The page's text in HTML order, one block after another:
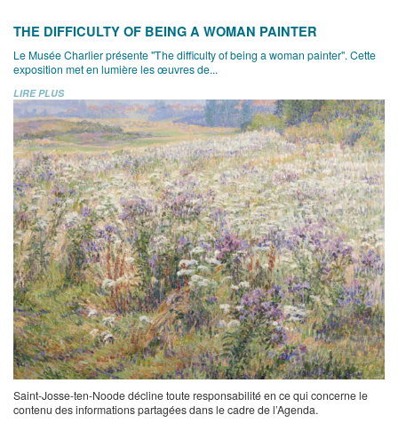
THE DIFFICULTY OF BEING A WOMAN PAINTER
Le Musée Charlier présente "The difficulty of being a woman painter". Cette
exposition met en lumière les œuvres de...
LIRE PLUS
Saint-Josse-ten-Noode décline toute responsabilité en ce qui concerne le
contenu des informations partagées dans le cadre de l’Agenda.